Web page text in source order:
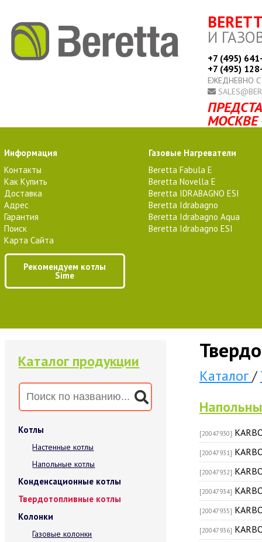
И
+7 (495)
+7 (495)
ЕЖЕДНЕВНО
МОСКВЕ
Информация
Контакты
Как Купить
Доставка
Адрес
Гарантия
Поиск
Карта Сайта
Рекомендуем котлы
Sime
Газовые Нагреватели
Beretta Fabula E
Beretta Novella E
Beretta IDRABAGNO ESI
Beretta Idrabagno
Beretta Idrabagno Aqua
Beretta Idrabagno ESI
Каталог продукции
Котлы
Настенные котлы
Напольные котлы
Конденсационные котлы
Твердотопливные котлы
Колонки
Газовые колонки
Каталог/
[20047930]
[20047931]
[20047932]
[20047934]
[20047935]
[20047936]